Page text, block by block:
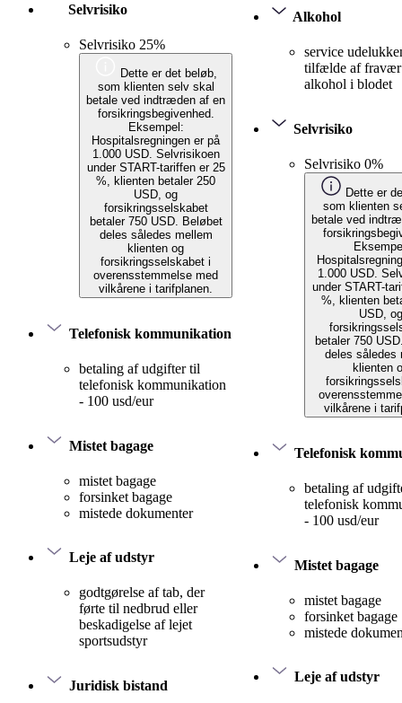
Selvrisiko
Selvrisiko 25%
Dette er det beløb,
som klienten selv skal
betale ved indtræden af en
forsikringsbegivenhed.
Eksempel:
Hospitalsregningen er på
1.000 USD. Selvrisikoen
under START-tariffen er 25
%, klienten betaler 250
USD, og
forsikringsselskabet
betaler 750 USD. Beløbet
deles således mellem
klienten og
forsikringsselskabet i
overensstemmelse med
vilkårene i tarifplanen.
Telefonisk kommunikation
betaling af udgifter til
telefonisk kommunikation
- 100 usd/eur
Mistet bagage
mistet bagage
forsinket bagage
mistede dokumenter
Leje af udstyr
godtgørelse af tab, der
førte til nedbrud eller
beskadigelse af lejet
sportsudstyr
Juridisk bistand
Alkohol
service
tilfælde af
alkohol i blodet
Selvrisiko
Selvrisiko 0%
Dette er
som klienten
betale ved
1.000 USD.
under START-
%, klienten
USD, og
betaler 750
deles således
klienten
vilkårene i
Telefonisk
betaling af
telefonisk
- 100 usd/eur
Mistet bagage
mistet bagage
forsinket bagage
mistede
Leje af udstyr